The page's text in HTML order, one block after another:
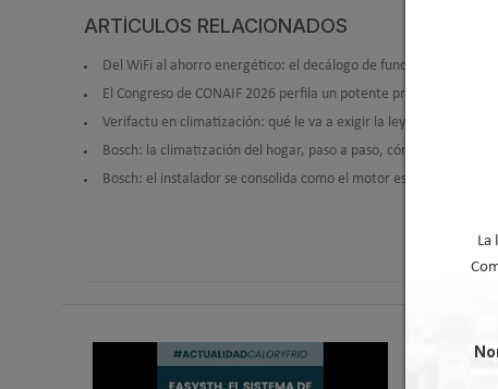
ARTÍCULOS RELACIONADOS
Del WiFi al ahorro energético: el decálogo de funciones
El Congreso de CONAIF 2026 perfila un potente programa de
Verifactu en climatización: qué le va a exigir la ley a tu
Bosch: la climatización del hogar, paso a paso, cómo se instala
Bosch: el instalador se consolida como el motor estratégico de la
La